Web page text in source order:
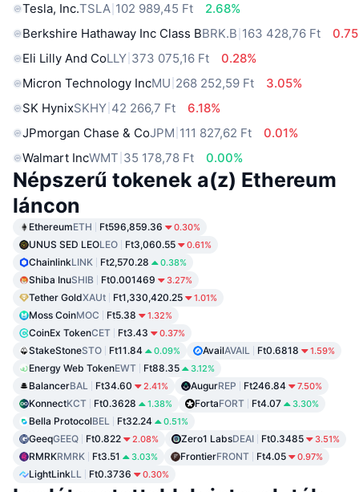
Tesla, Inc.TSLA 102 989,45 Ft
2.68%
Berkshire Hathaway Inc Class BBRK.B 163 428,76 Ft
Eli Lilly And CoLLY 373 075,16 Ft
0.28%
Micron Technology IncMU 268 252,59 Ft
3.05%
SK HynixSKHY 42 266,7 Ft
6.18%
JPmorgan Chase & CoJPM 111 827,62 Ft
0.01%
Walmart IncWMT 35 178,78 Ft 0.00%
Népszerű tokenek a(z) Ethereum
láncon
EthereumETH Ft596,859.36 0.30%
UNUS SED LEOLEO Ft3,060.55 0.61%
ChainlinkLINK Ft2,570.28 0.38%
Shiba InuSHIB Ft0.001469 3.27%
Tether GoldXAUt Ft1,330,420.25 1.01%
Moss CoinMOC Ft5.38 1.32%
CoinEx TokenCET Ft3.43 0.37%
StakeStoneSTO Ft11.84 0.09% AvailAVAIL Ft0.6818 1.59%
Energy Web TokenEWT Ft88.35 3.12%
BalancerBAL Ft34.60 2.41% AugurREP Ft246.84 7.50%
KonnectKCT Ft0.3628 1.38% FortaFORT Ft4.07 3.30%
Bella ProtocolBEL Ft32.24 0.51%
GeeqGEEQ Ft0.822 2.08% Zero1 LabsDEAI Ft0.3485 3.51%
RMRKRMRK Ft3.51 3.03% FrontierFRONT Ft4.05 0.97%
LightLinkLL Ft0.3736 0.30%